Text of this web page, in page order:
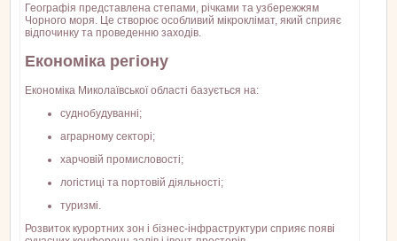
Географія представлена степами, річками та узбережжям
Чорного моря. Це створює особливий мікроклімат, який сприяє
відпочинку та проведенню заходів.
Економіка регіону
Економіка Миколаївської області базується на:
суднобудуванні;
аграрному секторі;
харчовій промисловості;
логістиці та портовій діяльності;
туризмі.
Розвиток курортних зон і бізнес-інфраструктури сприяє появі